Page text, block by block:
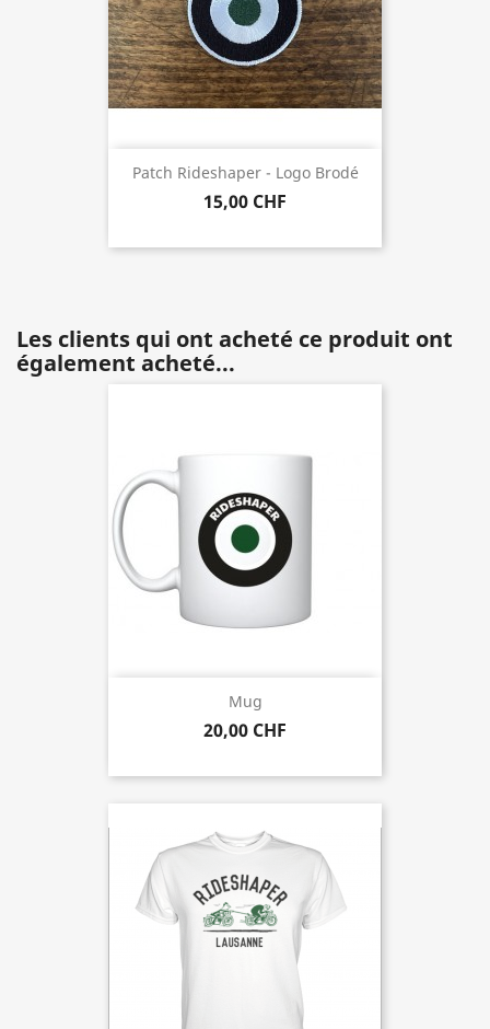
Patch Rideshaper - Logo Brodé
15,00 CHF
Les clients qui ont acheté ce produit ont
également acheté...
Mug
20,00 CHF